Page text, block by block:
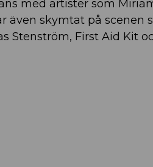
med artister som
även skymtat på scenen
Stenström, First Aid Kit